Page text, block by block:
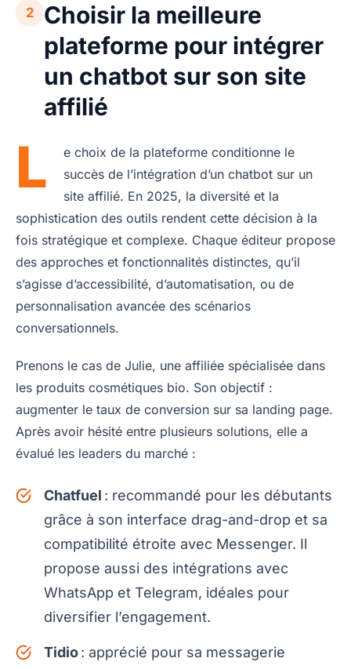
2
Choisir la meilleure
plateforme pour intégrer
un chatbot sur son site
affilié
L
e choix de la plateforme conditionne le
succès de l’intégration d’un chatbot sur un
site affilié. En 2025, la diversité et la
sophistication des outils rendent cette décision à la
fois stratégique et complexe. Chaque éditeur propose
des approches et fonctionnalités distinctes, qu’il
s’agisse d’accessibilité, d’automatisation, ou de
personnalisation avancée des scénarios
conversationnels.
Prenons le cas de Julie, une affiliée spécialisée dans
les produits cosmétiques bio. Son objectif :
augmenter le taux de conversion sur sa landing page.
Après avoir hésité entre plusieurs solutions, elle a
évalué les leaders du marché :
Chatfuel : recommandé pour les débutants
grâce à son interface drag-and-drop et sa
compatibilité étroite avec Messenger. Il
propose aussi des intégrations avec
WhatsApp et Telegram, idéales pour
diversifier l’engagement.
Tidio: apprécié pour sa messagerie